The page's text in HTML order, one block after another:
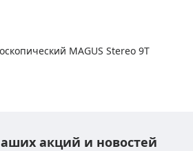
MAGUS Stereo 9T
акций и новостей